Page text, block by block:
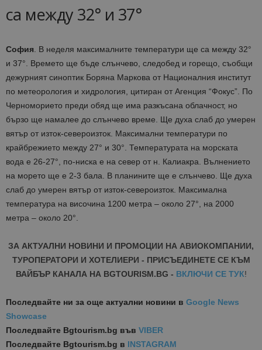
са между 32° и 37°
София. В неделя максималните температури ще са между 32°
и 37°. Времето ще бъде слънчево, следобед и горещо, съобщи
дежурният синоптик Боряна Маркова от Националния институт
по метеорология и хидрология, цитиран от Агенция “Фокус”. По
Черноморието преди обяд ще има разкъсана облачност, но
бързо ще намалее до слънчево време. Ще духа слаб до умерен
вятър от изток-североизток. Максимални температури по
крайбрежието между 27° и 30°. Температурата на морската
вода е 26-27°, по-ниска е на север от н. Калиакра. Вълнението
на морето ще е 2-3 бала. В планините ще е слънчево. Ще духа
слаб до умерен вятър от изток-североизток. Максимална
температура на височина 1200 метра – около 27°, на 2000
метра – около 20°.
ЗА АКТУАЛНИ НОВИНИ И ПРОМОЦИИ НА АВИОКОМПАНИИ,
ТУРОПЕРАТОРИ И ХОТЕЛИЕРИ - ПРИСЪЕДИНЕТЕ СЕ КЪМ
ВАЙБЪР КАНАЛА НА BGTOURISM.BG - ВКЛЮЧИ СЕ ТУК!
Последвайте ни за още актуални новини в Google News
Showcase
Последвайте Bgtourism.bg във VIBER
Последвайте Bgtourism.bg в INSTAGRAM